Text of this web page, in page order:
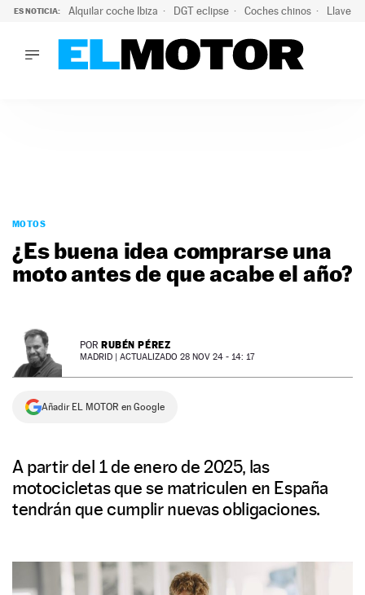
ES NOTICIA: Alquilar coche Ibiza DGT eclipse Coches chinos Llaves
PODCAST
MOTOS
TECNOLOGÍA
PREMIOS
SERVICIOS
MOTOS
¿Es buena idea comprarse una
moto antes de que acabe el año?
POR RUBÉN PÉREZ
MADRID | ACTUALIZADO 28 NOV 24 - 14: 17
Añadir EL MOTOR en Google
A partir del 1 de enero de 2025, las
motocicletas que se matriculen en España
tendrán que cumplir nuevas obligaciones.